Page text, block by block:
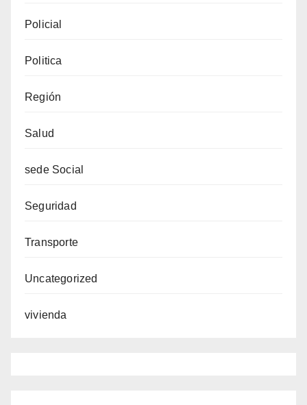
Policial
Politica
Región
Salud
sede Social
Seguridad
Transporte
Uncategorized
vivienda